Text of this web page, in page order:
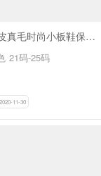
特价包邮真皮真毛时尚小板鞋保暖棉鞋童鞋偏小一码SA9553
21码-25码
2020-11-30